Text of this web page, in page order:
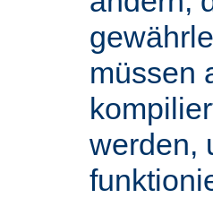
müssen
werden,